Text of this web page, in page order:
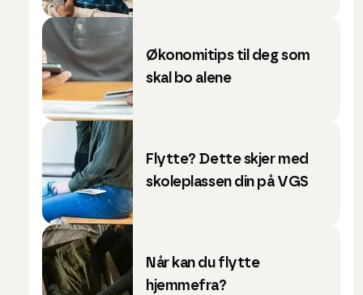
Økonomitips til deg som
skal bo alene
Flytte? Dette skjer med
skoleplassen din på VGS
Når kan du flytte
hjemmefra?